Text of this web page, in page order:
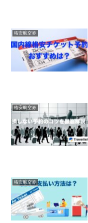
格安航空券
格安航空券
格安航空券